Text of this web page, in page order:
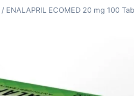
/ ENALAPRIL ECOMED 20 mg 100